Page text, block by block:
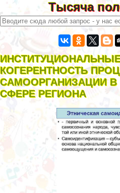
Тысяча
КОГЕРЕНТНОСТЬ
САМООРГАНИЗАЦИИ
СФЕРЕ РЕГИОНА